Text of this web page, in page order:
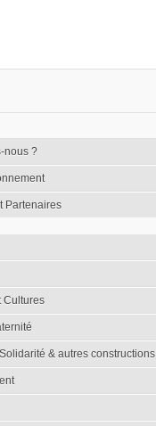
nous ?
Partenaires
Cultures
& autres constructions